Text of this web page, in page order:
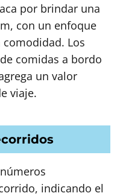
por brindar una
con un enfoque
Los
comidas a bordo
un valor
viaje.
indicando el